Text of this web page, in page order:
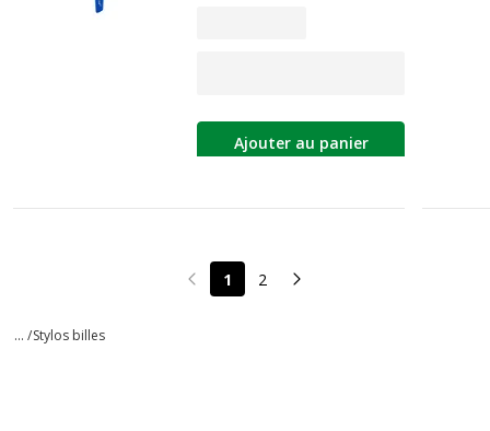
Ajouter au panier
Page précédente
1 2 Page suivante
... /Stylos billes